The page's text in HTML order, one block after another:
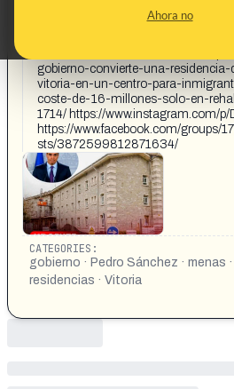
Ahora no
El Gobierno convierte una
en un centro para inmigrantes
millones sólo en rehabilitación
gobierno-convierte-una-
vitoria-en-un-centro-para-
coste-de-16-millones-solo-en-
1714/ https://www.instagram.com/p/
https://www.facebook.com/groups/
sts/3872599812871634/
CATEGORIES:
gobierno · Pedro Sánchez · menas ·
residencias · Vitoria